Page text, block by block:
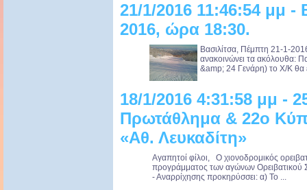
21/1/2016 11:46:54 μμ -
2016, ώρα 18:30.
Βασιλίτσα, Πέμπτη 21-1-
ανακοινώνει τα ακόλουθα:
&amp; 24 Γενάρη) το Χ/Κ θα
18/1/2016 4:31:58 μμ -
Πρωτάθλημα & 22ο
«Αθ. Λευκαδίτη»
Αγαπητοί φίλοι, Ο χιονοδρομικός
προγράμματος των αγώνων Ορειβατικού
- Αναρρίχησης προκηρύσσει: α) Το ...